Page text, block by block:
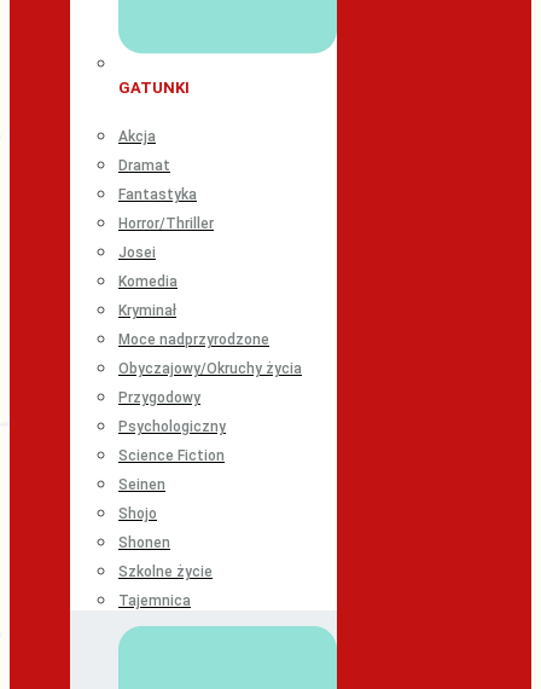
GATUNKI
Akcja
Dramat
Fantastyka
Horror/Thriller
Josei
Komedia
Kryminał
Moce nadprzyrodzone
Obyczajowy/Okruchy życia
Przygodowy
Psychologiczny
Science Fiction
Seinen
Shojo
Shonen
Szkolne życie
Tajemnica